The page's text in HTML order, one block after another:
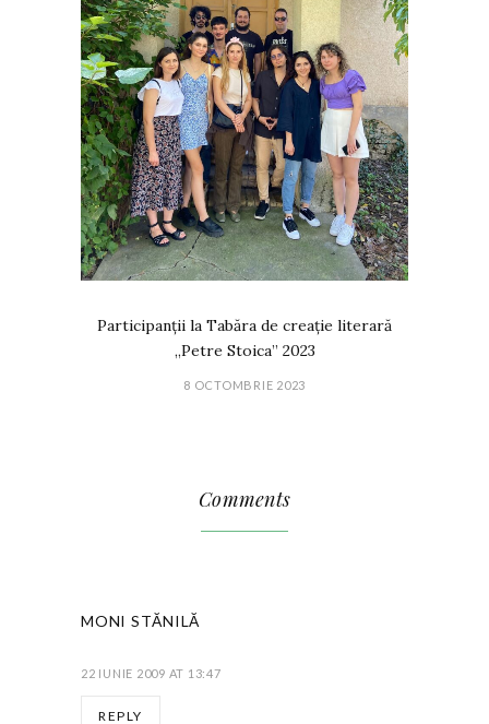
Participanții la Tabăra de creație literară
„Petre Stoica” 2023
8 OCTOMBRIE 2023
Comments
MONI STĂNILĂ
22 IUNIE 2009 AT 13:47
REPLY